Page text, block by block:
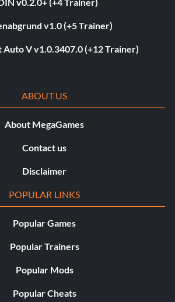
v1.0 (+5 Trainer)
V v1.0.3407.0 (+12 Trainer)
ABOUT US
About MegaGames
Contact us
Disclaimer
POPULAR LINKS
Popular Games
Popular Trainers
Popular Mods
Popular Cheats